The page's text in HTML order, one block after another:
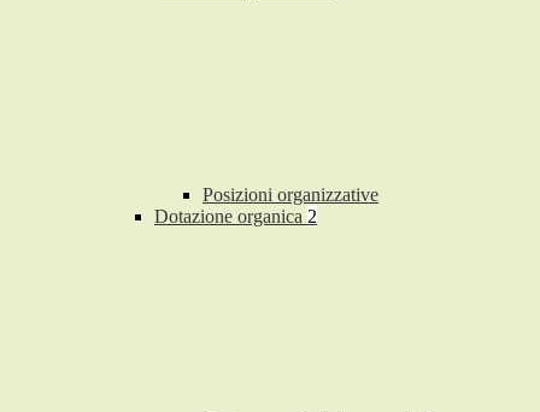
Posizioni organizzative
Dotazione organica 2